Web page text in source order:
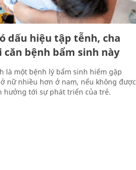
dấu hiệu tập tễnh, cha
căn bệnh bẩm sinh này
là một bệnh lý bẩm sinh hiếm gặp
nữ nhiều hơn ở nam, nếu không được
hưởng tới sự phát triển của trẻ.